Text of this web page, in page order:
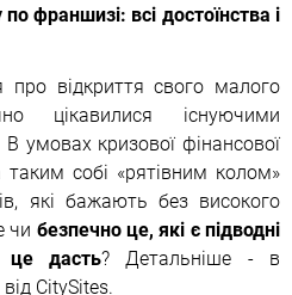
франшизі: всі достоїнства і
відкриття свого малого
цікавилися існуючими
умовах кризової фінансової
таким собі «рятівним колом»
які бажають без високого
чи безпечно це, які є підводні
це дасть? Детальніше - в
CitySites.